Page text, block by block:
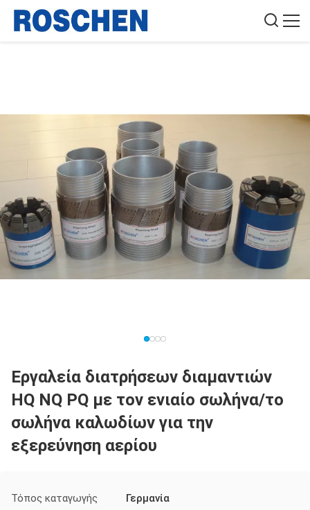
Εργαλεία διατρήσεων διαμαντιών
HQ NQ PQ με τον ενιαίο σωλήνα/το
σωλήνα καλωδίων για την
εξερεύνηση αερίου
Τόπος καταγωγής Γερμανία